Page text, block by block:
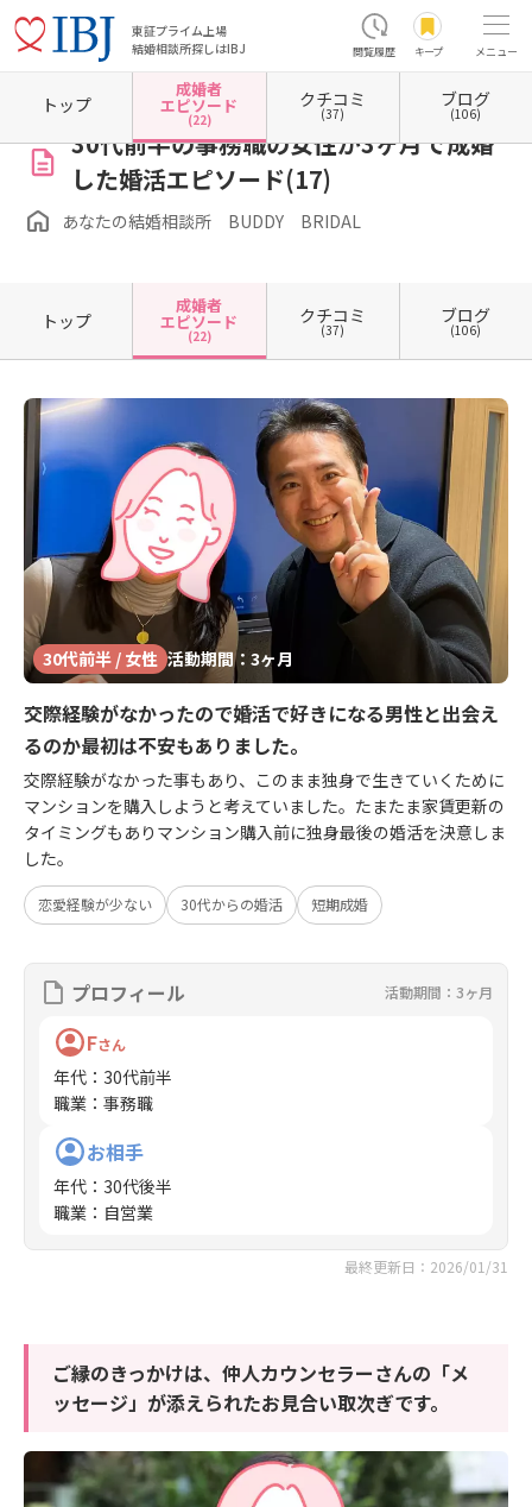
東証プライム上場
結婚相談所探しはIBJ
閲覧履歴 キープ メニュー
ホーム 埼玉県の結婚相談所 埼玉県所沢市 あなたの結婚相談所 BUDDY BRIDAL
30代前半の事務職の女性が3ヶ月で成婚
した婚活エピソード(17)
あなたの結婚相談所 BUDDY BRIDAL
トップ
成婚者
エピソード
(22)
クチコミ
(37)
ブログ
(106)
トップ
成婚者
エピソード
(22)
クチコミ
(37)
ブログ
(106)
30代前半 / 女性 活動期間：3ヶ月
交際経験がなかったので婚活で好きになる男性と出会え
るのか最初は不安もありました。
交際経験がなかった事もあり、このまま独身で生きていくために
マンションを購入しようと考えていました。たまたま家賃更新の
タイミングもありマンション購入前に独身最後の婚活を決意しま
した。
恋愛経験が少ない 30代からの婚活 短期成婚
プロフィール 活動期間：3ヶ月
Fさん
年代 ： 30代前半
職業 ： 事務職
お相手
年代 ： 30代後半
職業 ： 自営業
最終更新日：2026/01/31
ご縁のきっかけは、仲人カウンセラーさんの「メ
ッセージ」が添えられたお見合い取次ぎです。